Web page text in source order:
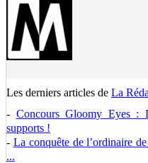
Les derniers articles de La
- Concours Gloomy Eyes :
supports !
- La conquête de l’ordinaire
...